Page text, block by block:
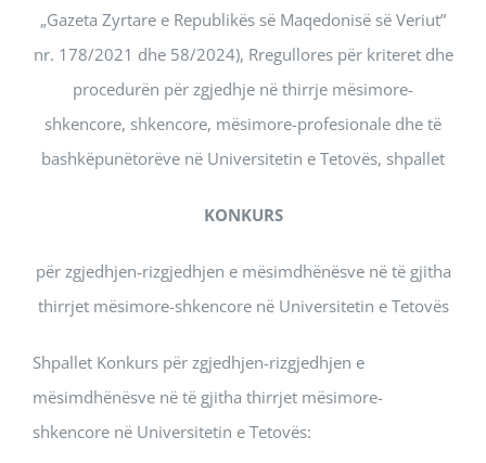
„Gazeta Zyrtare e Republikës së Maqedonisë së Veriut”
nr. 178/2021 dhe 58/2024), Rregullores për kriteret dhe
procedurën për zgjedhje në thirrje mësimore-
shkencore, shkencore, mësimore-profesionale dhe të
bashkëpunëtorëve në Universitetin e Tetovës, shpallet
KONKURS
për zgjedhjen-rizgjedhjen e mësimdhënësve në të gjitha
thirrjet mësimore-shkencore në Universitetin e Tetovës
Shpallet Konkurs për zgjedhjen-rizgjedhjen e
mësimdhënësve në të gjitha thirrjet mësimore-
shkencore në Universitetin e Tetovës: